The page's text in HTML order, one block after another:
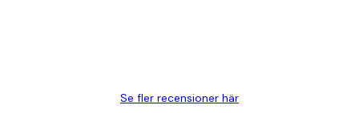
Se fler recensioner här